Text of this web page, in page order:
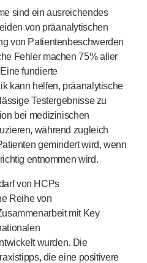
Autoinjektor
Autoinjektor
sind ein ausreichendes
von präanalytischen
von Patientenbeschwerden
Fehler machen 75% aller
fundierte
kann helfen, präanalytische
Testergebnisse zu
bei medizinischen
während zugleich
gemindert wird, wenn
entnommen wird.
von HCPs
Reihe von
mit Key
wurden. Die
die eine positivere